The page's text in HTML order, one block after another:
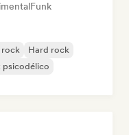
Funk
rock
Hard rock
psicodélico